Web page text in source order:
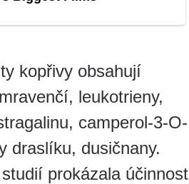
kopřivy obsahují
leukotrieny,
camperol-3-O-
draslíku, dusičnany.
prokázala účinnost